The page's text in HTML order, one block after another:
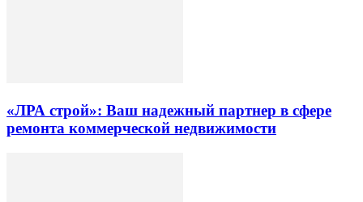
«ЛРА строй»: Ваш надежный партнер в сфере
ремонта коммерческой недвижимости